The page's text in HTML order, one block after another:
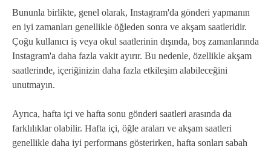
Bununla birlikte, genel olarak, Instagram'da gönderi yapmanın
en iyi zamanları genellikle öğleden sonra ve akşam saatleridir.
Çoğu kullanıcı iş veya okul saatlerinin dışında, boş zamanlarında
Instagram'a daha fazla vakit ayırır. Bu nedenle, özellikle akşam
saatlerinde, içeriğinizin daha fazla etkileşim alabileceğini
unutmayın.
Ayrıca, hafta içi ve hafta sonu gönderi saatleri arasında da
farklılıklar olabilir. Hafta içi, öğle araları ve akşam saatleri
genellikle daha iyi performans gösterirken, hafta sonları sabah